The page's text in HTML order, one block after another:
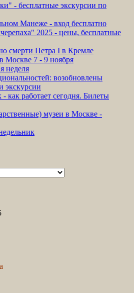
- бесплатные экскурсии по
Манеже - вход бесплатно
2025 - цены, бесплатные
смерти Петра I в Кремле
Москве 7 - 9 ноября
неделя
возобновлены
экскурсии
как работает сегодня. Билеты
музеи в Москве -